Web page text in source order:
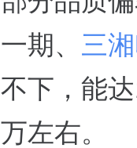
一期、 三
不下，能
万左右。